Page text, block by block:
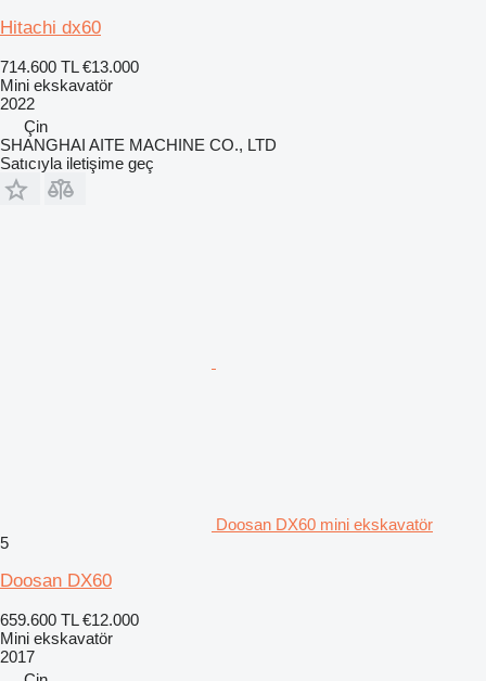
Hitachi dx60
714.600 TL €13.000
Mini ekskavatör
2022
Çin
SHANGHAI AITE MACHINE CO., LTD
Satıcıyla iletişime geç
Doosan DX60 mini ekskavatör
5
Doosan DX60
659.600 TL €12.000
Mini ekskavatör
2017